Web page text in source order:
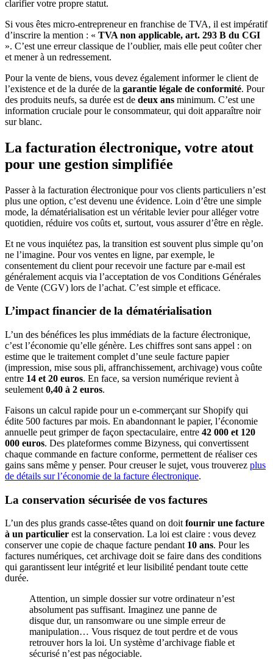
clarifier votre propre statut.
Si vous êtes micro-entrepreneur en franchise de TVA, il est impératif
d’inscrire la mention : « TVA non applicable, art. 293 B du CGI
». C’est une erreur classique de l’oublier, mais elle peut coûter cher
et mener à un redressement.
Pour la vente de biens, vous devez également informer le client de
l’existence et de la durée de la garantie légale de conformité. Pour
des produits neufs, sa durée est de deux ans minimum. C’est une
information cruciale pour le consommateur, qui doit apparaître noir
sur blanc.
La facturation électronique, votre atout
pour une gestion simplifiée
Passer à la facturation électronique pour vos clients particuliers n’est
plus une option, c’est devenu une évidence. Loin d’être une simple
mode, la dématérialisation est un véritable levier pour alléger votre
quotidien, réduire vos coûts et, surtout, vous assurer d’être en règle.
Et ne vous inquiétez pas, la transition est souvent plus simple qu’on
ne l’imagine. Pour vos ventes en ligne, par exemple, le
consentement du client pour recevoir une facture par e-mail est
généralement acquis via l’acceptation de vos Conditions Générales
de Vente (CGV) lors de l’achat. C’est simple et efficace.
L’impact financier de la dématérialisation
L’un des bénéfices les plus immédiats de la facture électronique,
c’est l’économie qu’elle génère. Les chiffres sont sans appel : on
estime que le traitement complet d’une seule facture papier
(impression, mise sous pli, affranchissement, archivage) vous coûte
entre 14 et 20 euros. En face, sa version numérique revient à
seulement 0,40 à 2 euros.
Faisons un calcul rapide pour un e-commerçant sur Shopify qui
édite 500 factures par mois. En abandonnant le papier, l’économie
annuelle peut grimper de façon spectaculaire, entre 42 000 et 120
000 euros. Des plateformes comme Bizyness, qui convertissent
chaque commande en facture conforme, permettent de réaliser ces
gains sans même y penser. Pour creuser le sujet, vous trouverez plus
de détails sur l’économie de la facture électronique.
La conservation sécurisée de vos factures
L’un des plus grands casse-têtes quand on doitfournir une facture
à un particulier est la conservation. La loi est claire : vous devez
conserver une copie de chaque facture pendant 10 ans. Pour les
factures numériques, cet archivage doit se faire dans des conditions
qui garantissent leur intégrité et leur lisibilité pendant toute cette
durée.
Attention, un simple dossier sur votre ordinateur n’est
absolument pas suffisant. Imaginez une panne de
disque dur, un ransomware ou une simple erreur de
manipulation… Vous risquez de tout perdre et de vous
retrouver hors la loi. Un système d’archivage fiable et
sécurisé n’est pas négociable.